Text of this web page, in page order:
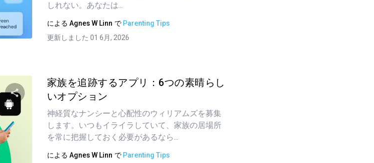
ツイッター フェイスブック リンクをコピーする
しれない。あなたは...
による Agnes W Linn で Parenting Tips
更新しました 01 6月, 2026
この記事を共有する
ツイッター フェイスブック リンクをコピーする
家族を追跡するアプリ：6つの素晴らし
いオプション
神経質なナンシーと心配性のウィリアムズを募集
します。いつもイライラしていて、家族の居場所
を常に把握しておく必要があるなら...
による Agnes W Linn で Parenting Tips